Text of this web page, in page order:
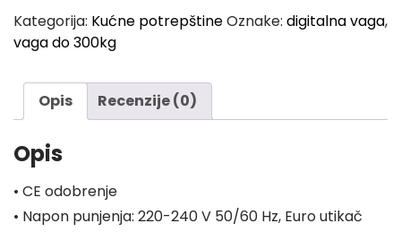
TOLSEN
do
količina
Kategorija: Kućne potrepštineOznake: digitalna vaga,
vaga do 300kg
Opis Recenzije (0)
Opis
• CE odobrenje
• Napon punjenja: 220-240 V 50/60 Hz, Euro utikač